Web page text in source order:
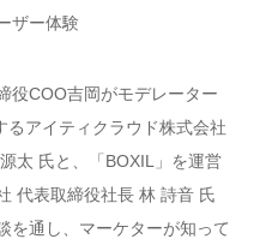
役COO吉岡がモデレーター
るアイティクラウド株式会社
太 氏と、「BOXIL」を運営
代表取締役社長 林 詩音 氏
を通し、マーケターが知って